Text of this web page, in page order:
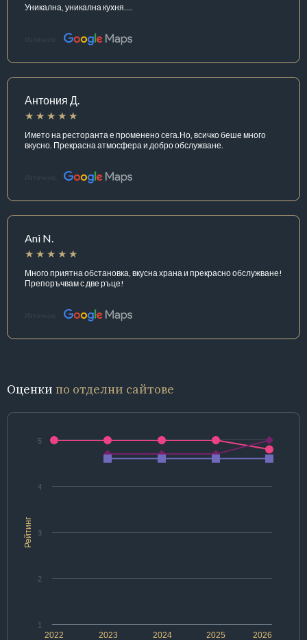
Уникална, уникална кухня....
Източник:
Антония Д.
Името на ресторанта е променено сега.Но, всичко беше много
вкусно. Прекрасна атмосфера и добро обслужване.
Източник:
Ani N.
Много приятна обстановка, вкусна храна и прекрасно обслужване!
Препоръчвам с две ръце!
Източник:
Оценки по отделни сайтове
Рейтинг
2022 2024 2026
2023 2025
1
2
3
4
5